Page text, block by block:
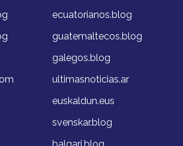
ecuatorianos.blog
guatemaltecos.blog
galegos.blog
ultimasnoticias.ar
euskaldun.eus
svenskar.blog